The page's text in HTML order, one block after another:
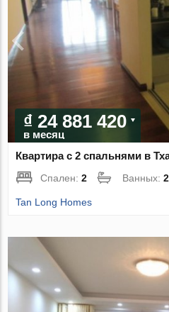
₫ 24 881 420
в месяц
Квартира с 2 спальнями в
Спален:2 Ванных:2
Tan Long Homes